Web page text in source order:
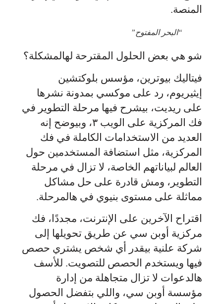
المنصة.
“البحر المفتوح”
شو هي بعض الحلول المقترحة لهالمشكلة؟
فيتاليك بيوترين، مؤسس بلوكتشين
إيثيريوم، رد على موكسي بمدونة نشرها
على ريديت، بيشرح فيها مرحلة التطوير في
فك المركزية على الويب ٣، وبيوضح إنه
العديد من الاستخدامات الكاملة في فك
المركزية، مثل استضافة المستخدمين حول
العالم لبياناتهم الخاصة، لا تزال في مرحلة
التطوير، ومش قادرة على حل مشاكل
مماثلة على مستوى بنيوي في هالمرحلة.
اقتراح الآخرين على الإنترنت، مجددًا، فك
مركزية أوبن سي عن طريق تحويلها إلى
شركة علنية بيقدر أي شخص يشتري حصص
فيها ويستخدم الحصص للتصويت. للأسف
هالدعوات لا تزال متجاهلة من إدارة
مؤسسة أوبن سي، واللي بتفضل الحصول